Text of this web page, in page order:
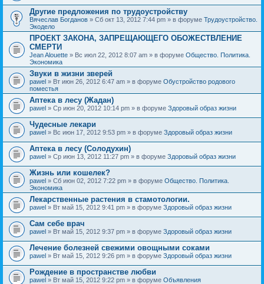
Другие предложения по трудоустройству
Вячеслав Богданов » Сб окт 13, 2012 7:44 pm » в форуме Трудоустройство.
Экодело
ПРОЕКТ ЗАКОНА, ЗАПРЕЩАЮЩЕГО ОБОЖЕСТВЛЕНИЕ
СМЕРТИ
Jean Alouette » Вс июл 22, 2012 8:07 am » в форуме Общество. Политика.
Экономика
Звуки в жизни зверей
pawel » Вт июн 26, 2012 6:47 am » в форуме Обустройство родового
поместья
Аптека в лесу (Жадан)
pawel » Ср июн 20, 2012 10:14 pm » в форуме Здоровый образ жизни
Чудесные лекари
pawel » Вс июн 17, 2012 9:53 pm » в форуме Здоровый образ жизни
Аптека в лесу (Солодухин)
pawel » Ср июн 13, 2012 11:27 pm » в форуме Здоровый образ жизни
Жизнь или кошелек?
pawel » Сб июн 02, 2012 7:22 pm » в форуме Общество. Политика.
Экономика
Лекарственные растения в стамотологии.
pawel » Вт май 15, 2012 9:41 pm » в форуме Здоровый образ жизни
Сам себе врач
pawel » Вт май 15, 2012 9:37 pm » в форуме Здоровый образ жизни
Лечение болезней свежими овощными соками
pawel » Вт май 15, 2012 9:26 pm » в форуме Здоровый образ жизни
Рождение в пространстве любви
pawel » Вт май 15, 2012 9:22 pm » в форуме Объявления